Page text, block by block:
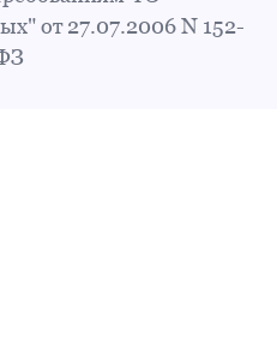
от 27.07.2006 N 152-